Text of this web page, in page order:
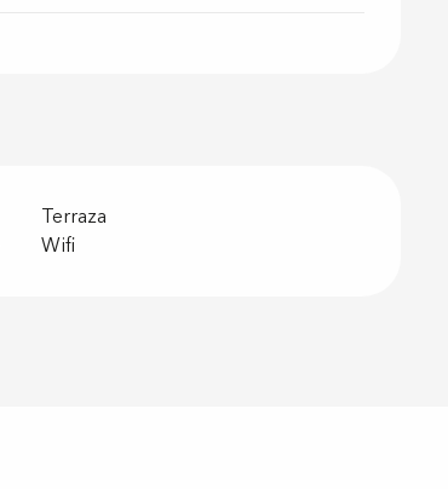
Terraza
Wifi